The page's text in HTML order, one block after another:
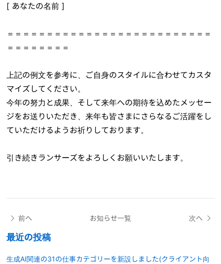
[ あなたの名前 ]
＝＝＝＝＝＝＝＝＝＝＝＝＝＝＝＝＝＝＝＝＝＝＝＝＝＝
＝＝＝＝＝＝＝＝
上記の例文を参考に、ご自身のスタイルに合わせてカスタ
マイズしてください。
今年の努力と成果、そして来年への期待を込めたメッセー
ジをお送りいただき、来年も皆さまにさらなるご活躍をし
ていただけるようお祈りしております。
引き続きランサーズをよろしくお願いいたします。
前へ お知らせ一覧 次へ
最近の投稿
生成AI関連の31の仕事カテゴリーを新設しました(クライアント向